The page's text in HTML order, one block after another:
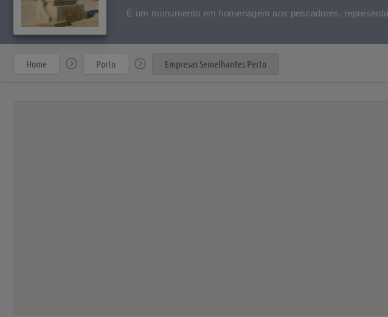
É um monumento em homenagem aos pescadores,
Home Porto Empresas Semelhantes Perto